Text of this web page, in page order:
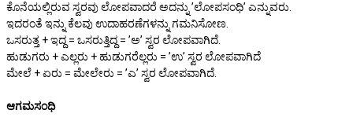
ಕೊನೆಯಲ್ಲಿರುವ ಸ್ವರವು ಲೋಪವಾದರೆ ಅದನ್ನು ʼಲೋಪಸಂಧಿʼ ಎನ್ನುವರು.
ಇದರಂತೆ ಇನ್ನು ಕೆಲವು ಉದಾಹರಣೆಗಳನ್ನು ಗಮನಿಸೋಣ.
ಒಸರುತ್ತ + ಇದ್ದ = ಒಸರುತ್ತಿದ್ದ = ʼಅʼ ಸ್ವರ ಲೋಪವಾಗಿದೆ.
ಹುಡುಗರು + ಎಲ್ಲರು + ಹುಡುಗರೆಲ್ಲರು = ʼಉʼ ಸ್ವರ ಲೋಪವಾಗಿದೆ
ಮೇಲೆ + ಏರು = ಮೇಲೇರು = ʼಎʼ ಸ್ವರ ಲೋಪವಾಗಿದೆ.
ಆಗಮಸಂಧಿ